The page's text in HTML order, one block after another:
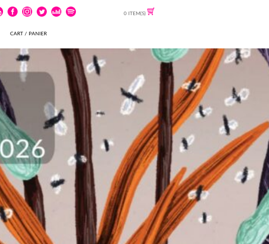
0 ITEM(S)
CART / PANIER